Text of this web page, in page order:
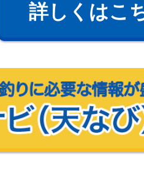
詳しくはこ